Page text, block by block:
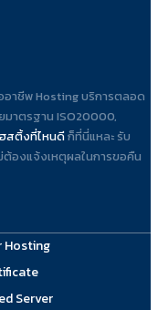
าชีพ Hosting บริการตลอด
มาตรฐาน ISO20000,
ฮสติ้งที่ไหนดีก็ที่นี่แหละ รับ
องแจ้งเหตุผลในการขอคืน
Hosting
Server